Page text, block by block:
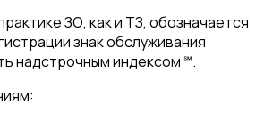
ЗО, как и ТЗ, обозначается
знак обслуживания
надстрочным индексом ℠.